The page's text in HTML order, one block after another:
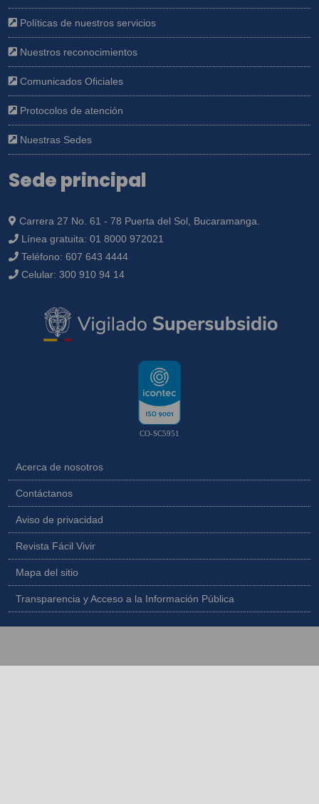
Políticas de nuestros servicios
Nuestros reconocimientos
Comunicados Oficiales
Protocolos de atención
Nuestras Sedes
Sede principal
Carrera 27 No. 61 - 78 Puerta del Sol, Bucaramanga.
Línea gratuita: 01 8000 972021
Teléfono: 607 643 4444
Celular: 300 910 94 14
CO-SC5951
Acerca de nosotros
Contáctanos
Aviso de privacidad
Revista Fácil Vivir
Mapa del sitio
Transparencia y Acceso a la Información Pública